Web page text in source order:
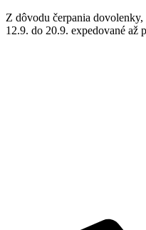
Z dôvodu čerpania
12.9. do 20.9. expedované až